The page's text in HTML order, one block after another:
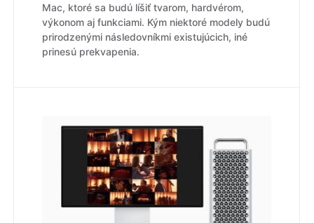
Mac, ktoré sa budú líšiť tvarom, hardvérom,
výkonom aj funkciami. Kým niektoré modely budú
prirodzenými následovníkmi existujúcich, iné
prinesú prekvapenia.